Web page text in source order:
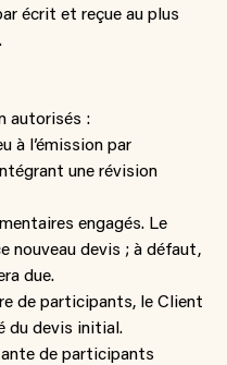
écrit et reçue au plus
autorisés :
à l’émission par
une révision
engagés. Le
nouveau devis ; à défaut,
due.
de participants, le Client
du devis initial.
de participants